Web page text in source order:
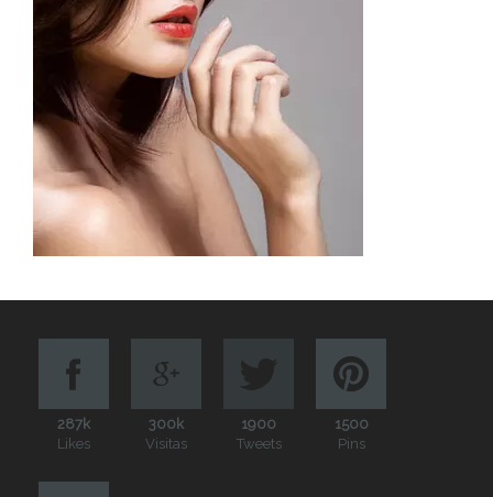
287k
Likes
300k
Visitas
1900
Tweets
1500
Pins